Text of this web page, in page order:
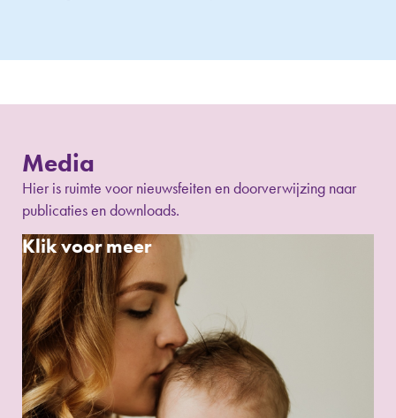
Media
Hier is ruimte voor nieuwsfeiten en doorverwijzing naar
publicaties en downloads.
Klik voor meer